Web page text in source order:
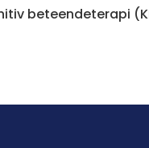
beteendeterapi